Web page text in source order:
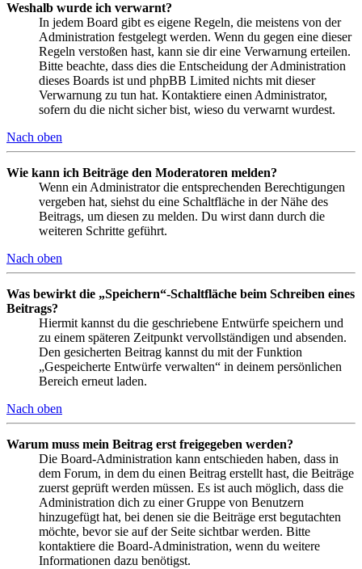
Weshalb wurde ich verwarnt?
In jedem Board gibt es eigene Regeln, die meistens von der
Administration festgelegt werden. Wenn du gegen eine dieser
Regeln verstoßen hast, kann sie dir eine Verwarnung erteilen.
Bitte beachte, dass dies die Entscheidung der Administration
dieses Boards ist und phpBB Limited nichts mit dieser
Verwarnung zu tun hat. Kontaktiere einen Administrator,
sofern du die nicht sicher bist, wieso du verwarnt wurdest.
Nach oben
Wie kann ich Beiträge den Moderatoren melden?
Wenn ein Administrator die entsprechenden Berechtigungen
vergeben hat, siehst du eine Schaltfläche in der Nähe des
Beitrags, um diesen zu melden. Du wirst dann durch die
weiteren Schritte geführt.
Nach oben
Was bewirkt die „Speichern“-Schaltfläche beim Schreiben eines
Beitrags?
Hiermit kannst du die geschriebene Entwürfe speichern und
zu einem späteren Zeitpunkt vervollständigen und absenden.
Den gesicherten Beitrag kannst du mit der Funktion
„Gespeicherte Entwürfe verwalten“ in deinem persönlichen
Bereich erneut laden.
Nach oben
Warum muss mein Beitrag erst freigegeben werden?
Die Board-Administration kann entschieden haben, dass in
dem Forum, in dem du einen Beitrag erstellt hast, die Beiträge
zuerst geprüft werden müssen. Es ist auch möglich, dass die
Administration dich zu einer Gruppe von Benutzern
hinzugefügt hat, bei denen sie die Beiträge erst begutachten
möchte, bevor sie auf der Seite sichtbar werden. Bitte
kontaktiere die Board-Administration, wenn du weitere
Informationen dazu benötigst.